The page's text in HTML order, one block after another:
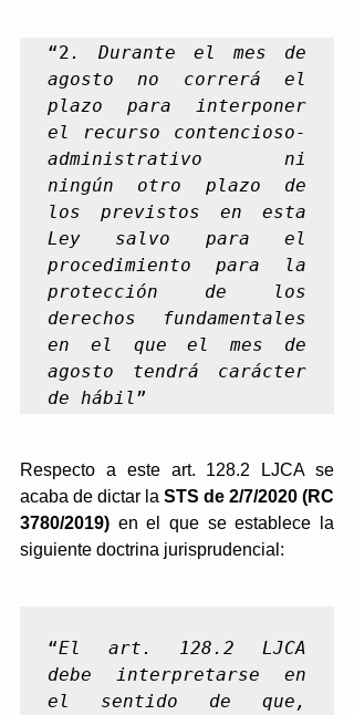
“2. Durante el mes de
agosto no correrá el
plazo para interponer
el recurso contencioso-
administrativo ni
ningún otro plazo de
los previstos en esta
Ley salvo para el
procedimiento para la
protección de los
derechos fundamentales
en el que el mes de
agosto tendrá carácter
de hábil”
Respecto a este art. 128.2 LJCA se
acaba de dictar la STS de 2/7/2020 (RC
3780/2019) en el que se establece la
siguiente doctrina jurisprudencial:
“El art. 128.2 LJCA
debe interpretarse en
el sentido de que,